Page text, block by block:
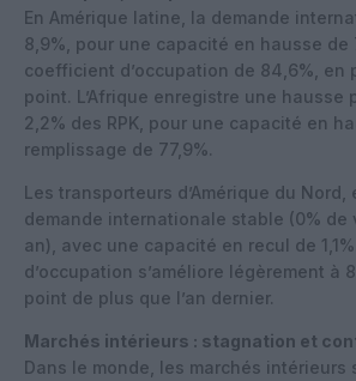
En Amérique latine, la demande
8,9%, pour une capacité en hausse de
coefficient d’occupation de 84,6%, en
point. L’Afrique enregistre une hausse
2,2% des RPK, pour une capacité en
remplissage de 77,9%.
Les transporteurs d’Amérique du
demande internationale stable (0% de
an), avec une capacité en recul de
d’occupation s’améliore légèrement à
point de plus que l’an dernier.
Marchés intérieurs : stagnation et
Dans le monde, les marchés intérieurs